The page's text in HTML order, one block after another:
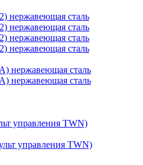
нержавеющая сталь
нержавеющая сталь
нержавеющая сталь
нержавеющая сталь
нержавеющая сталь
нержавеющая сталь
управления TWN)
управления TWN)